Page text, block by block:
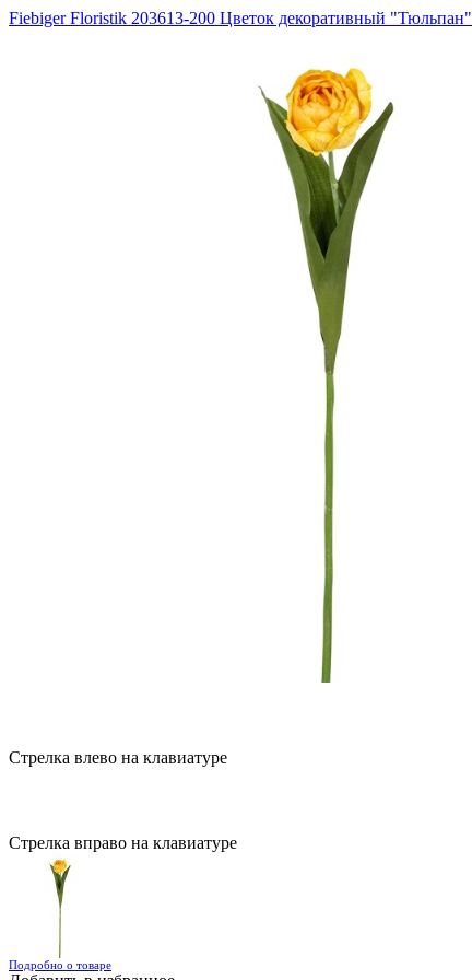
Fiebiger Floristik 203613-200 Цветок декоративный "Тюльпан"
Стрелка влево на клавиатуре
Стрелка вправо на клавиатуре
Подробно о товаре